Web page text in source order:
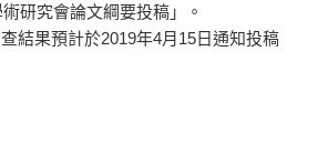
術研究會論文綱要投稿」。
結果預計於2019年4月15日通知投稿